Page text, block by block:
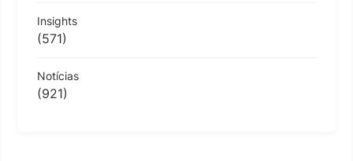
Insights
(571)
Notícias
(921)